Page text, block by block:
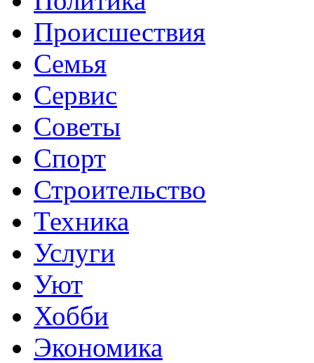
Происшествия
Семья
Сервис
Советы
Спорт
Строительство
Техника
Услуги
Уют
Хобби
Экономика